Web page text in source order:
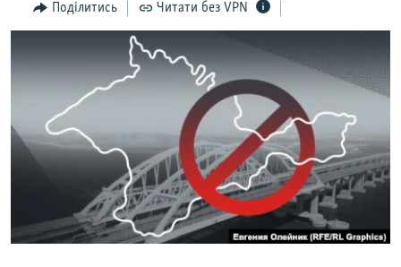
ВСЕ ЗА ДЕНЬ
ВІДЕОУРОКИ «ELIFBE»
СВІДЧЕННЯ ОКУПАЦІЇ
УКРАЇНСЬКА ПРОБЛЕМА КРИМУ
ІНФОГРАФІКА
ЯК ОБІЙТИ БЛОКУВАННЯ
Русский
Qırımtatar
Поділитись Читати без VPN